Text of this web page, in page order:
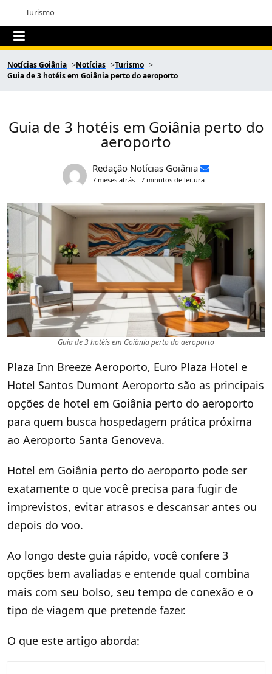
Turismo
Notícias Goiânia Notícias
Turismo
Guia de 3 hotéis em Goiânia perto do aeroporto
Guia de 3 hotéis em Goiânia perto do
aeroporto
Redação Notícias Goiânia
7 meses atrás - 7 minutos de leitura
Guia de 3 hotéis em Goiânia perto do aeroporto
Plaza Inn Breeze Aeroporto, Euro Plaza Hotel e
Hotel Santos Dumont Aeroporto são as principais
opções de hotel em Goiânia perto do aeroporto
para quem busca hospedagem prática próxima
ao Aeroporto Santa Genoveva.
Hotel em Goiânia perto do aeroporto pode ser
exatamente o que você precisa para fugir de
imprevistos, evitar atrasos e descansar antes ou
depois do voo.
Ao longo deste guia rápido, você confere 3
opções bem avaliadas e entende qual combina
mais com seu bolso, seu tempo de conexão e o
tipo de viagem que pretende fazer.
O que este artigo aborda: